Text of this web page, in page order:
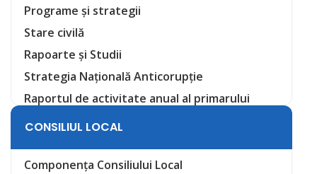
Programe și strategii
Stare civilă
Rapoarte și Studii
Strategia Națională Anticorupție
Raportul de activitate anual al primarului
CONSILIUL LOCAL
Componența Consiliului Local